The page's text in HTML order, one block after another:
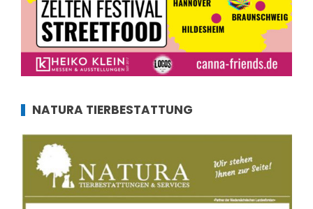
NATURA TIERBESTATTUNG